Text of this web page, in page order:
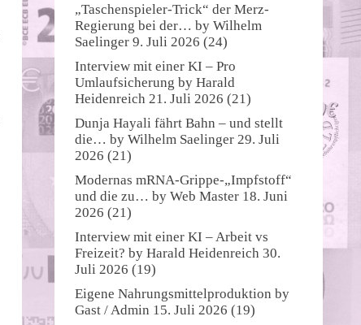
„Taschenspieler-Trick“ der Merz-
Regierung bei der… by Wilhelm
Saelinger 9. Juli 2026 (24)
Interview mit einer KI – Pro
Umlaufsicherung by Harald
Heidenreich 21. Juli 2026 (21)
Dunja Hayali fährt Bahn – und stellt
die… by Wilhelm Saelinger 29. Juli
2026 (21)
Modernas mRNA-Grippe-„Impfstoff“
und die zu… by Web Master 18. Juni
2026 (21)
Interview mit einer KI – Arbeit vs
Freizeit? by Harald Heidenreich 30.
Juli 2026 (19)
Eigene Nahrungsmittelproduktion by
Gast / Admin 15. Juli 2026 (19)